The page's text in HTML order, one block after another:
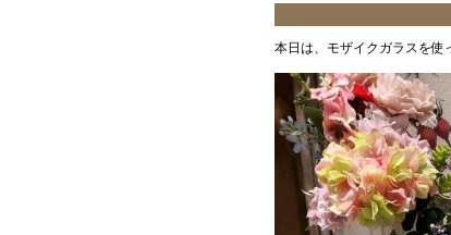
本日は、モザイクガラスを使